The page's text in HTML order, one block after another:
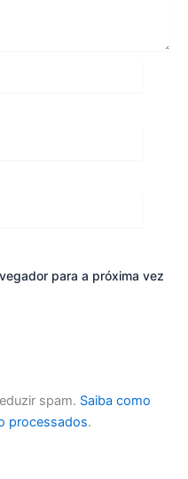
para a próxima vez
spam. Saiba como
processados.